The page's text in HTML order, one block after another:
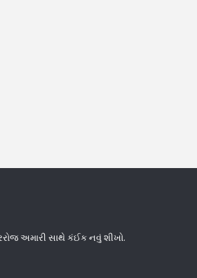
અમારી સાથે કંઈક નવું શીખો.